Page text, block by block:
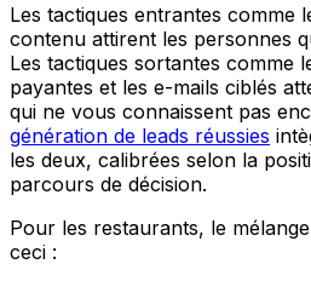
Les tactiques entrantes comme
contenu attirent les personnes
Les tactiques sortantes comme
payantes et les e-mails ciblés
qui ne vous connaissent pas
génération de leads réussies
les deux, calibrées selon la
parcours de décision.
Pour les restaurants, le
ceci :